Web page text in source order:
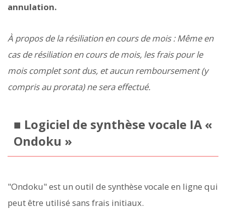
annulation.
À propos de la résiliation en cours de mois : Même en
cas de résiliation en cours de mois, les frais pour le
mois complet sont dus, et aucun remboursement (y
compris au prorata) ne sera effectué.
■ Logiciel de synthèse vocale IA «
Ondoku »
"Ondoku" est un outil de synthèse vocale en ligne qui
peut être utilisé sans frais initiaux.